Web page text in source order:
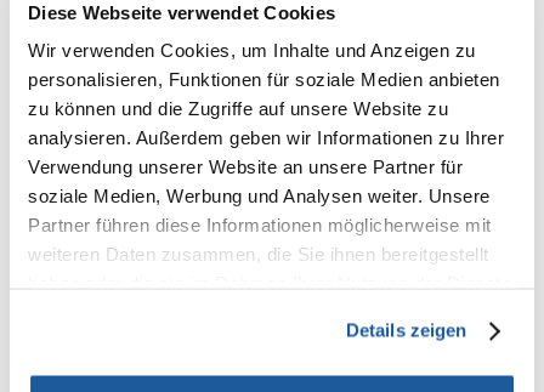
Diese Webseite verwendet Cookies
Wir verwenden Cookies, um Inhalte und Anzeigen zu
personalisieren, Funktionen für soziale Medien anbieten
zu können und die Zugriffe auf unsere Website zu
analysieren. Außerdem geben wir Informationen zu Ihrer
Verwendung unserer Website an unsere Partner für
soziale Medien, Werbung und Analysen weiter. Unsere
Partner führen diese Informationen möglicherweise mit
weiteren Daten zusammen, die Sie ihnen bereitgestellt
Details zeigen
produzieren Sauerstoff und verbessern die Wasserqualität. Damit
unterstützen die Wasserpflanzen letztlich die fischgerechte Haltung in
Aquarien. Tetra CompleteSubstrate ist gut geeignet für die
Neueinrichtung eines Aquariums. Die optimierte Quarzsandmischung
fördert ein schnelles und sicheres Anwachsen der Wurzeln und aktiviert
somit ein kräftiges, gesundes Pflanzenwachstum. Das natürliche
Konzentrat mit Langzeiteffekt ist angereichert mit speziellen
Mikronährstoffen und Mineralien. Tetra CompleteSubstrate besteht aus
natürlichem Schwarztorf mit hohem Huminstoffgehalt, der ein
ausgeglichenes Bodenklima schafft. Nitrat und Phosphat sind nicht
enthalten, wodurch die Wasserwerte nicht negativ beeinflusst werden.